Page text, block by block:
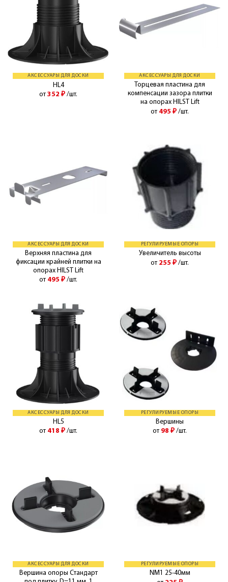
АКСЕССУАРЫ ДЛЯ ДОСКИ
HL4
от 352 ₽ /шт.
АКСЕССУАРЫ ДЛЯ ДОСКИ
Торцевая пластина для
компенсации зазора плитки
на опорах HILST Lift
от 495 ₽ /шт.
АКСЕССУАРЫ ДЛЯ ДОСКИ
Верхняя пластина для
фиксации крайней плитки на
опорах HILST Lift
от 495 ₽ /шт.
РЕГУЛИРУЕМЫЕ ОПОРЫ
Увеличитель высоты
от 255 ₽ /шт.
АКСЕССУАРЫ ДЛЯ ДОСКИ
HL5
от 418 ₽ /шт.
РЕГУЛИРУЕМЫЕ ОПОРЫ
Вершины
от 98 ₽ /шт.
АКСЕССУАРЫ ДЛЯ ДОСКИ
Вершина опоры Стандарт
РЕГУЛИРУЕМЫЕ ОПОРЫ
NM1 25-40мм